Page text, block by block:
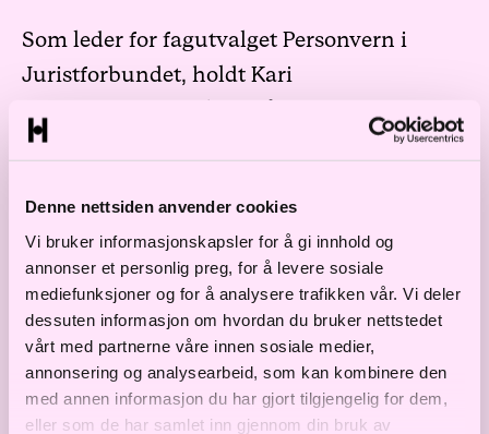
Denne nettsiden anvender cookies
Vi bruker informasjonskapsler for å gi innhold og
annonser et personlig preg, for å levere sosiale
mediefunksjoner og for å analysere trafikken vår. Vi deler
dessuten informasjon om hvordan du bruker nettstedet
vårt med partnerne våre innen sosiale medier,
annonsering og analysearbeid, som kan kombinere den
med annen informasjon du har gjort tilgjengelig for dem,
eller som de har samlet inn gjennom din bruk av
Som leder for fagutvalget Personvern i
Juristforbundet, holdt Kari
forbundet, hvor hun delte medlemmene
lovverket. Sammen med de andre inviterte,
henholdsvis NHO og Virke, pekte
Gimmingsrud på et behov for veiledning fra
Datatilsynet, spesielt rettet mot små og
mellomstore bedrifter. Et så viktig lovverk
må følges tett av god veiledning, noe
Juristforbundet var opptatt av å